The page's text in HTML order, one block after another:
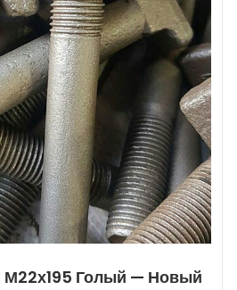
М22х195 Голый — Новый